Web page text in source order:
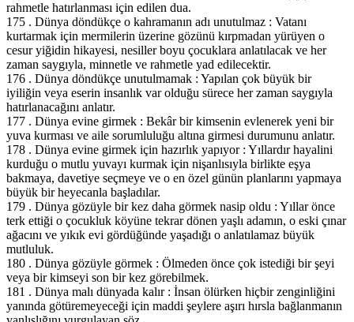
rahmetle hatırlanması için edilen dua.
175 . Dünya döndükçe o kahramanın adı unutulmaz : Vatanı
kurtarmak için mermilerin üzerine gözünü kırpmadan yürüyen o
cesur yiğidin hikayesi, nesiller boyu çocuklara anlatılacak ve her
zaman saygıyla, minnetle ve rahmetle yad edilecektir.
176 . Dünya döndükçe unutulmamak : Yapılan çok büyük bir
iyiliğin veya eserin insanlık var olduğu sürece her zaman saygıyla
hatırlanacağını anlatır.
177 . Dünya evine girmek : Bekâr bir kimsenin evlenerek yeni bir
yuva kurması ve aile sorumluluğu altına girmesi durumunu anlatır.
178 . Dünya evine girmek için hazırlık yapıyor : Yıllardır hayalini
kurduğu o mutlu yuvayı kurmak için nişanlısıyla birlikte eşya
bakmaya, davetiye seçmeye ve o en özel günün planlarını yapmaya
büyük bir heyecanla başladılar.
179 . Dünya gözüyle bir kez daha görmek nasip oldu : Yıllar önce
terk ettiği o çocukluk köyüne tekrar dönen yaşlı adamın, o eski çınar
ağacını ve yıkık evi gördüğünde yaşadığı o anlatılamaz büyük
mutluluk.
180 . Dünya gözüyle görmek : Ölmeden önce çok istediği bir şeyi
veya bir kimseyi son bir kez görebilmek.
181 . Dünya malı dünyada kalır : İnsan ölürken hiçbir zenginliğini
yanında götüremeyeceği için maddi şeylere aşırı hırsla bağlanmanın